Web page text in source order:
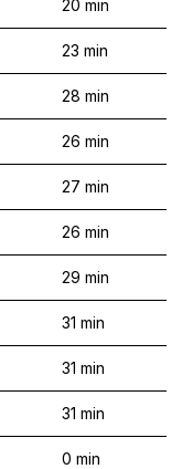
20 min
23 min
28 min
26 min
27 min
26 min
29 min
31 min
31 min
31 min
0 min